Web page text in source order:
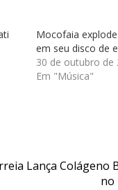
Mocofaia
em seu disco de
30 de outubro de
Em "Música"
Lança Colágeno
no